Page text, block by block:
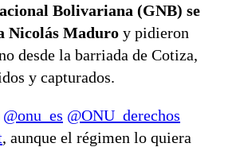
Bolivariana (GNB) se
Nicolás Maduro y pidieron
desde la barriada de Cotiza,
y capturados.
@onu_es @ONU_derechos
, aunque el régimen lo quiera